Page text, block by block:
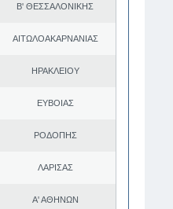
Β' ΘΕΣΣΑΛΟΝΙΚΗΣ
ΑΙΤΩΛΟΑΚΑΡΝΑΝΙΑΣ
ΗΡΑΚΛΕΙΟΥ
ΕΥΒΟΙΑΣ
ΡΟΔΟΠΗΣ
ΛΑΡΙΣΑΣ
Α' ΑΘΗΝΩΝ